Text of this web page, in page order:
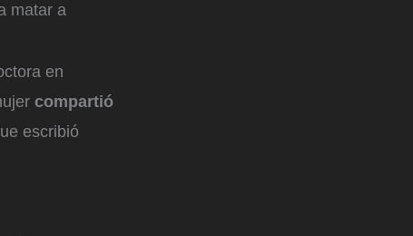
matar a
en
compartió
escribió